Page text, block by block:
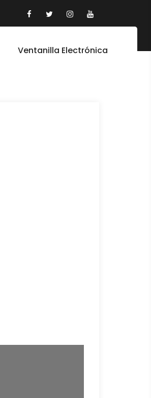
Ventanilla Electrónica